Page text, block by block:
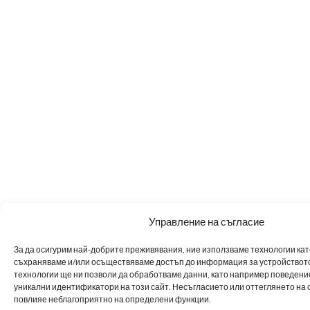
Управление на съгласие
За да осигурим най-добрите преживявания, ние използваме технологии
съхраняваме и/или осъществяваме достъп до информация за
технологии ще ни позволи да обработваме данни, като например
уникални идентификатори на този сайт. Несъгласието или оттеглянето на
повлияе неблагоприятно на определени функции.